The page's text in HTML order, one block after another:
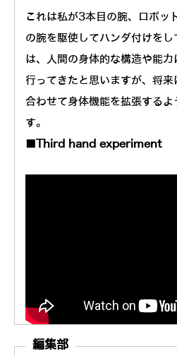
これは私が3本目の腕、ロボッ
の腕を駆使してハンダ付けを
は、人間の身体的な構造や能
行ってきたと思いますが、将
合わせて身体機能を拡張する
す。
■Third hand experiment
編集部